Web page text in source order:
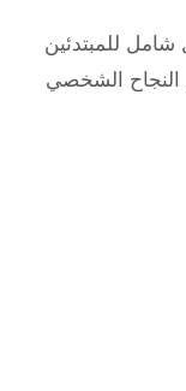
النجاح الشخصي